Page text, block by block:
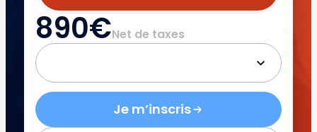
890€Net de taxes
Je m’inscris